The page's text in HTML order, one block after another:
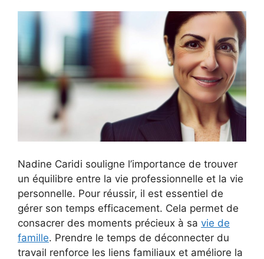
Nadine Caridi souligne l’importance de trouver
un équilibre entre la vie professionnelle et la vie
personnelle. Pour réussir, il est essentiel de
gérer son temps efficacement. Cela permet de
consacrer des moments précieux à sa vie de
famille. Prendre le temps de déconnecter du
travail renforce les liens familiaux et améliore la